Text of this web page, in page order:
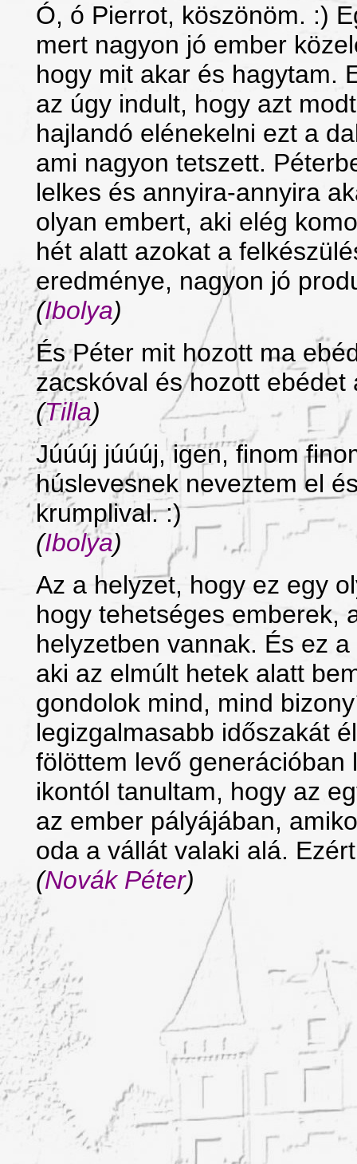
Ó, ó Pierrot, köszönöm. :)
mert nagyon jó ember
hogy mit akar és hagytam.
az úgy indult, hogy azt
hajlandó elénekelni ezt a
ami nagyon tetszett.
lelkes és annyira-annyira
olyan embert, aki elég
hét alatt azokat a
eredménye, nagyon jó
(Ibolya)
És Péter mit hozott ma
zacskóval és hozott ebédet
(Tilla)
Júúúj júúúj, igen, finom
húslevesnek neveztem el
krumplival. :)
(Ibolya)
Az a helyzet, hogy ez egy
hogy tehetséges emberek,
helyzetben vannak. És ez
aki az elmúlt hetek alatt
gondolok mind, mind
legizgalmasabb időszakát
fölöttem levő
ikontól tanultam, hogy az
az ember pályájában,
oda a vállát valaki alá.
(Novák Péter)